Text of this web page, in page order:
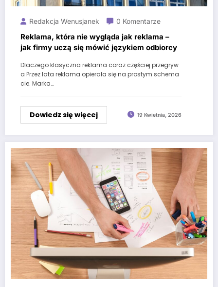
Redakcja Wenusjanek 0 Komentarze
Reklama, która nie wygląda jak reklama –
jak firmy uczą się mówić językiem odbiorcy
Dlaczego klasyczna reklama coraz częściej przegryw
a Przez lata reklama opierała się na prostym schema
cie. Marka…
Dowiedz się więcej 19 Kwietnia, 2026